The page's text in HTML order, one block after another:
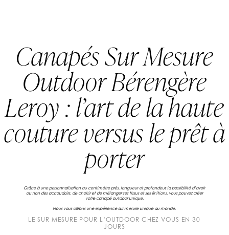
Canapés Sur Mesure
Outdoor Bérengère
Leroy : l’art de la haute
couture versus le prêt à
porter
Grâce à une personnalisation au centimètre près, longueur et profondeur, la possibilité d’avoir
ou non des accoudoirs, de choisir et de mélanger ses tissus et ses finitions, vous pouvez créer
votrecanapé outdoorunique.
Nous vous offrons une expériencesur mesureunique au monde.
LE SUR MESURE POUR L’OUTDOOR CHEZ VOUS EN 30
JOURS